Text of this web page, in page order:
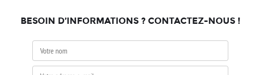
BESOIN D’INFORMATIONS ? CONTACTEZ-NOUS !